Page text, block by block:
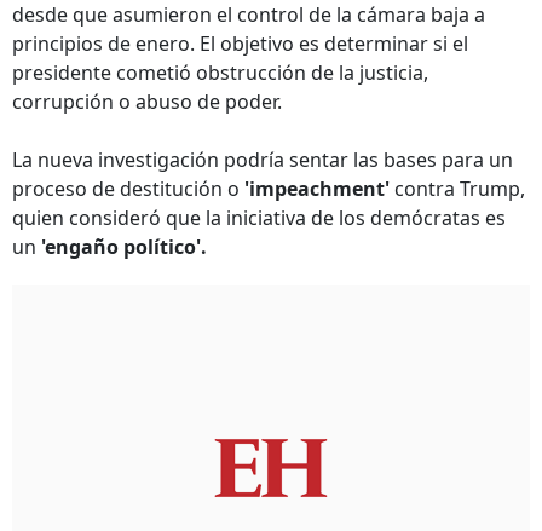
desde que asumieron el control de la cámara baja a
principios de enero. El objetivo es determinar si el
presidente cometió obstrucción de la justicia,
corrupción o abuso de poder.
La nueva investigación podría sentar las bases para un
proceso de destitución o 'impeachment' contra Trump,
quien consideró que la iniciativa de los demócratas es
un 'engaño político'.